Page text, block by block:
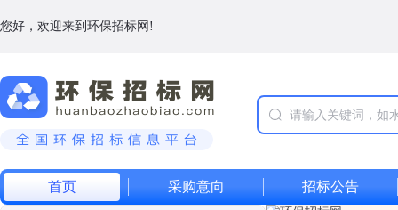
您好，欢迎来到环保招标网!
首页 采购意向 招标公告